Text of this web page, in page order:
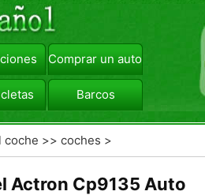
Comprar un automóvil
Barcos
coche >>coches >
Actron Cp9135 Auto